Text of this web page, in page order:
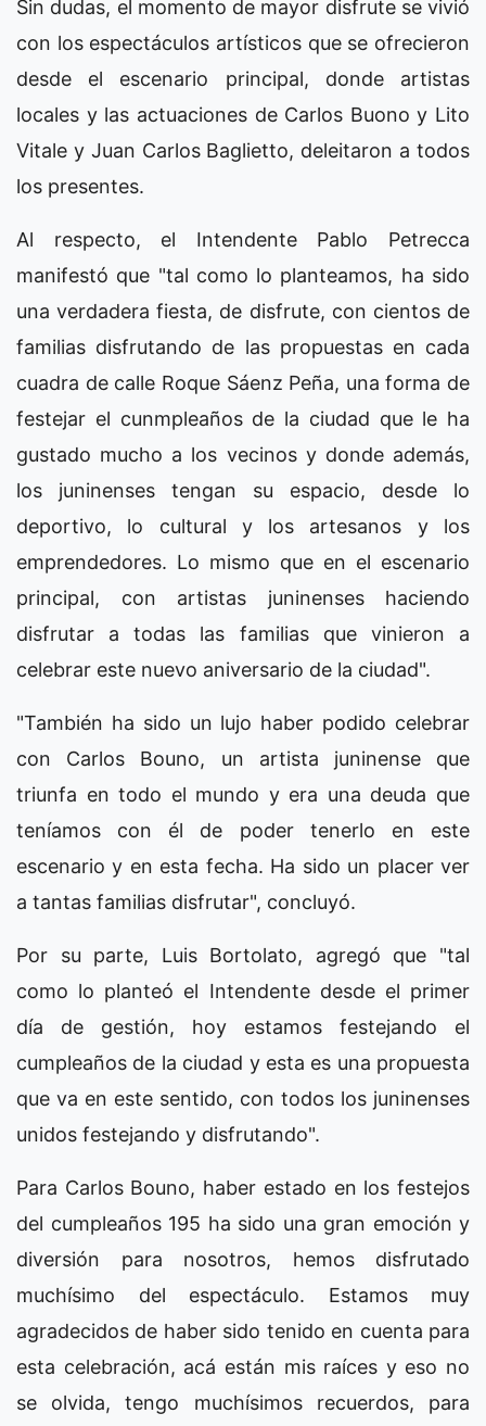
Sin dudas, el momento de mayor disfrute se vivió
con los espectáculos artísticos que se ofrecieron
desde el escenario principal, donde artistas
locales y las actuaciones de Carlos Buono y Lito
Vitale y Juan Carlos Baglietto, deleitaron a todos
los presentes.
Al respecto, el Intendente Pablo Petrecca
manifestó que "tal como lo planteamos, ha sido
una verdadera fiesta, de disfrute, con cientos de
familias disfrutando de las propuestas en cada
cuadra de calle Roque Sáenz Peña, una forma de
festejar el cunmpleaños de la ciudad que le ha
gustado mucho a los vecinos y donde además,
los juninenses tengan su espacio, desde lo
deportivo, lo cultural y los artesanos y los
emprendedores. Lo mismo que en el escenario
principal, con artistas juninenses haciendo
disfrutar a todas las familias que vinieron a
celebrar este nuevo aniversario de la ciudad".
"También ha sido un lujo haber podido celebrar
con Carlos Bouno, un artista juninense que
triunfa en todo el mundo y era una deuda que
teníamos con él de poder tenerlo en este
escenario y en esta fecha. Ha sido un placer ver
a tantas familias disfrutar", concluyó.
Por su parte, Luis Bortolato, agregó que "tal
como lo planteó el Intendente desde el primer
día de gestión, hoy estamos festejando el
cumpleaños de la ciudad y esta es una propuesta
que va en este sentido, con todos los juninenses
unidos festejando y disfrutando".
Para Carlos Bouno, haber estado en los festejos
del cumpleaños 195 ha sido una gran emoción y
diversión para nosotros, hemos disfrutado
muchísimo del espectáculo. Estamos muy
agradecidos de haber sido tenido en cuenta para
esta celebración, acá están mis raíces y eso no
se olvida, tengo muchísimos recuerdos, para